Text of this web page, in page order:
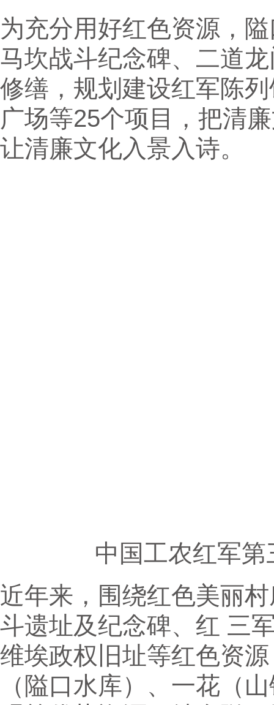
为充分用好红色资源，
马坎战斗纪念碑、二道
修缮，规划建设红军陈
广场等25个项目，把清
让清廉文化入景入诗。
中国工农红军
近年来，围绕红色美丽
斗遗址及纪念碑、红 三
维埃政权旧址等红色资
（隘口水库）、一花（